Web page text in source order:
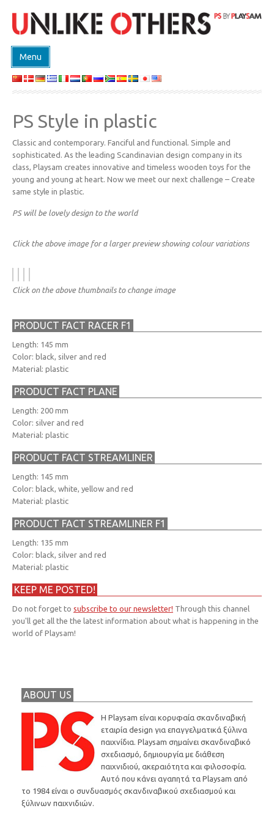
Menu
ΚΑΤΑΣΤΗΜΑ
EVENTS
DESIGN ON DEMAND
ΣΧΕΔΙΑΣΤΕΣ
ABOUT
PS Style in plastic
Classic and contemporary. Fanciful and functional. Simple and
sophisticated. As the leading Scandinavian design company in its
class, Playsam creates innovative and timeless wooden toys for the
young and young at heart. Now we meet our next challenge – Create
same style in plastic.
PS will be lovely design to the world
Click the above image for a larger preview showing colour variations
Click on the above thumbnails to change image
PRODUCT FACT RACER F1
Length: 145 mm
Color: black, silver and red
Material: plastic
PRODUCT FACT PLANE
Length: 200 mm
Color: silver and red
Material: plastic
PRODUCT FACT STREAMLINER
Length: 145 mm
Color: black, white, yellow and red
Material: plastic
PRODUCT FACT STREAMLINER F1
Length: 135 mm
Color: black, silver and red
Material: plastic
KEEP ME POSTED!
Do not forget to subscribe to our newsletter! Through this channel
you'll get all the the latest information about what is happening in the
world of Playsam!
ABOUT US
Η Playsam είναι κορυφαία σκανδιναβική
εταιρία design για επαγγελματικά ξύλινα
παιχνίδια. Playsam σημαίνει σκανδιναβικό
σχεδιασμό, δημιουργία με διάθεση
παιχνιδιού, ακεραιότητα και φιλοσοφία.
Αυτό που κάνει αγαπητά τα Playsam από
το 1984 είναι ο συνδυασμός σκανδιναβικού σχεδιασμού και
ξύλινων παιχνιδιών.